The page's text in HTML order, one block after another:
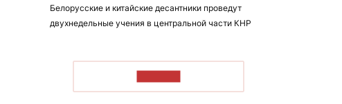
Белорусские и китайские десантники проведут
двухнедельные учения в центральной части КНР